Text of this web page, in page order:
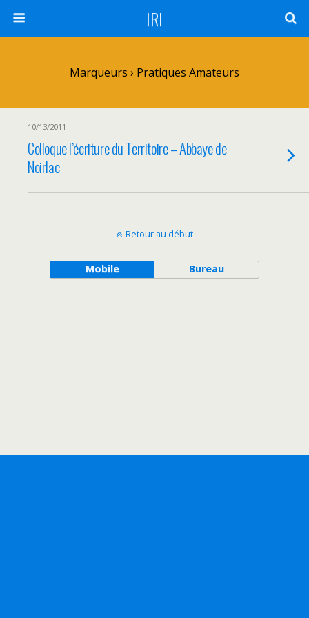
IRI
Marqueurs › Pratiques Amateurs
10/13/2011
Colloque l’écriture du Territoire – Abbaye de
Noirlac
Retour au début
Mobile Bureau